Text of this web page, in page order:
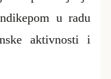
u radu
aktivnosti i